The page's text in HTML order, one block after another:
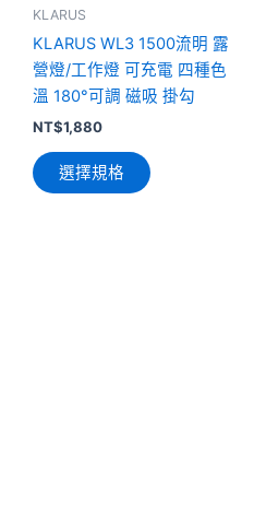
KLARUS
KLARUS WL3 1500流明 露
營燈/工作燈 可充電 四種色
溫 180°可調 磁吸 掛勾
NT$1,880
選擇規格
在
產
品
選